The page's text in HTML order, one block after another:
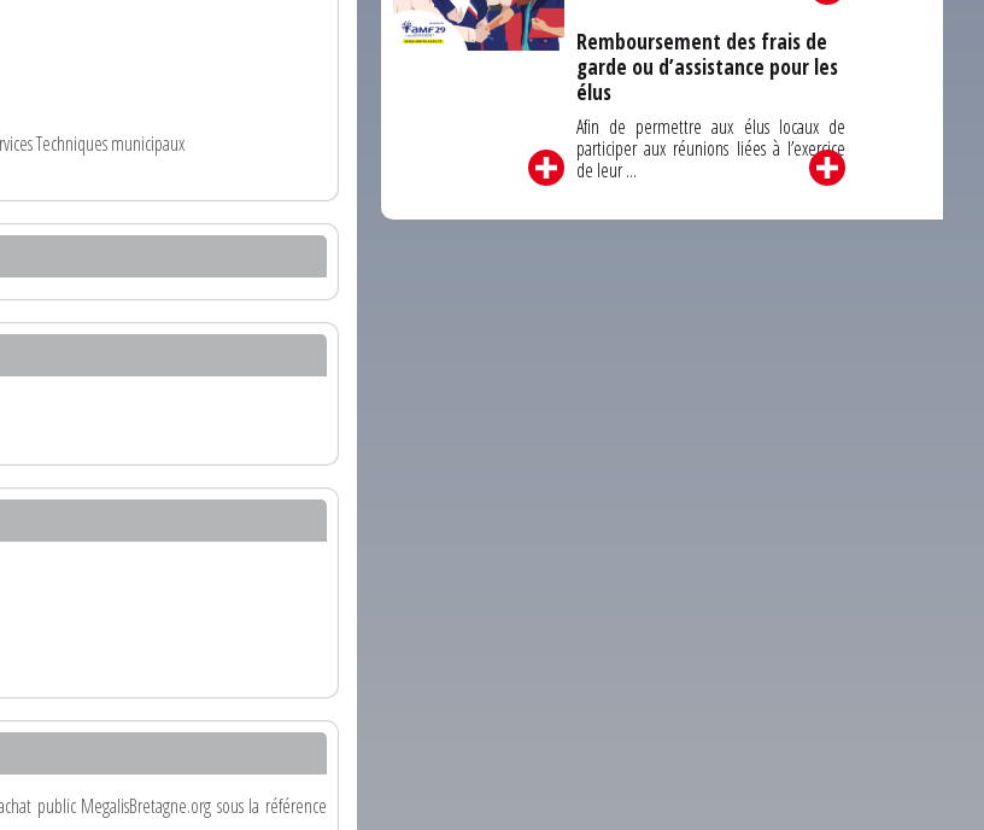
Techniques municipaux
public MegalisBretagne.org sous la référence
Remboursement des frais de
garde ou d’assistance pour les
élus
Afin de permettre aux élus locaux de
participer aux réunions liées à l’exercice
de leur ...